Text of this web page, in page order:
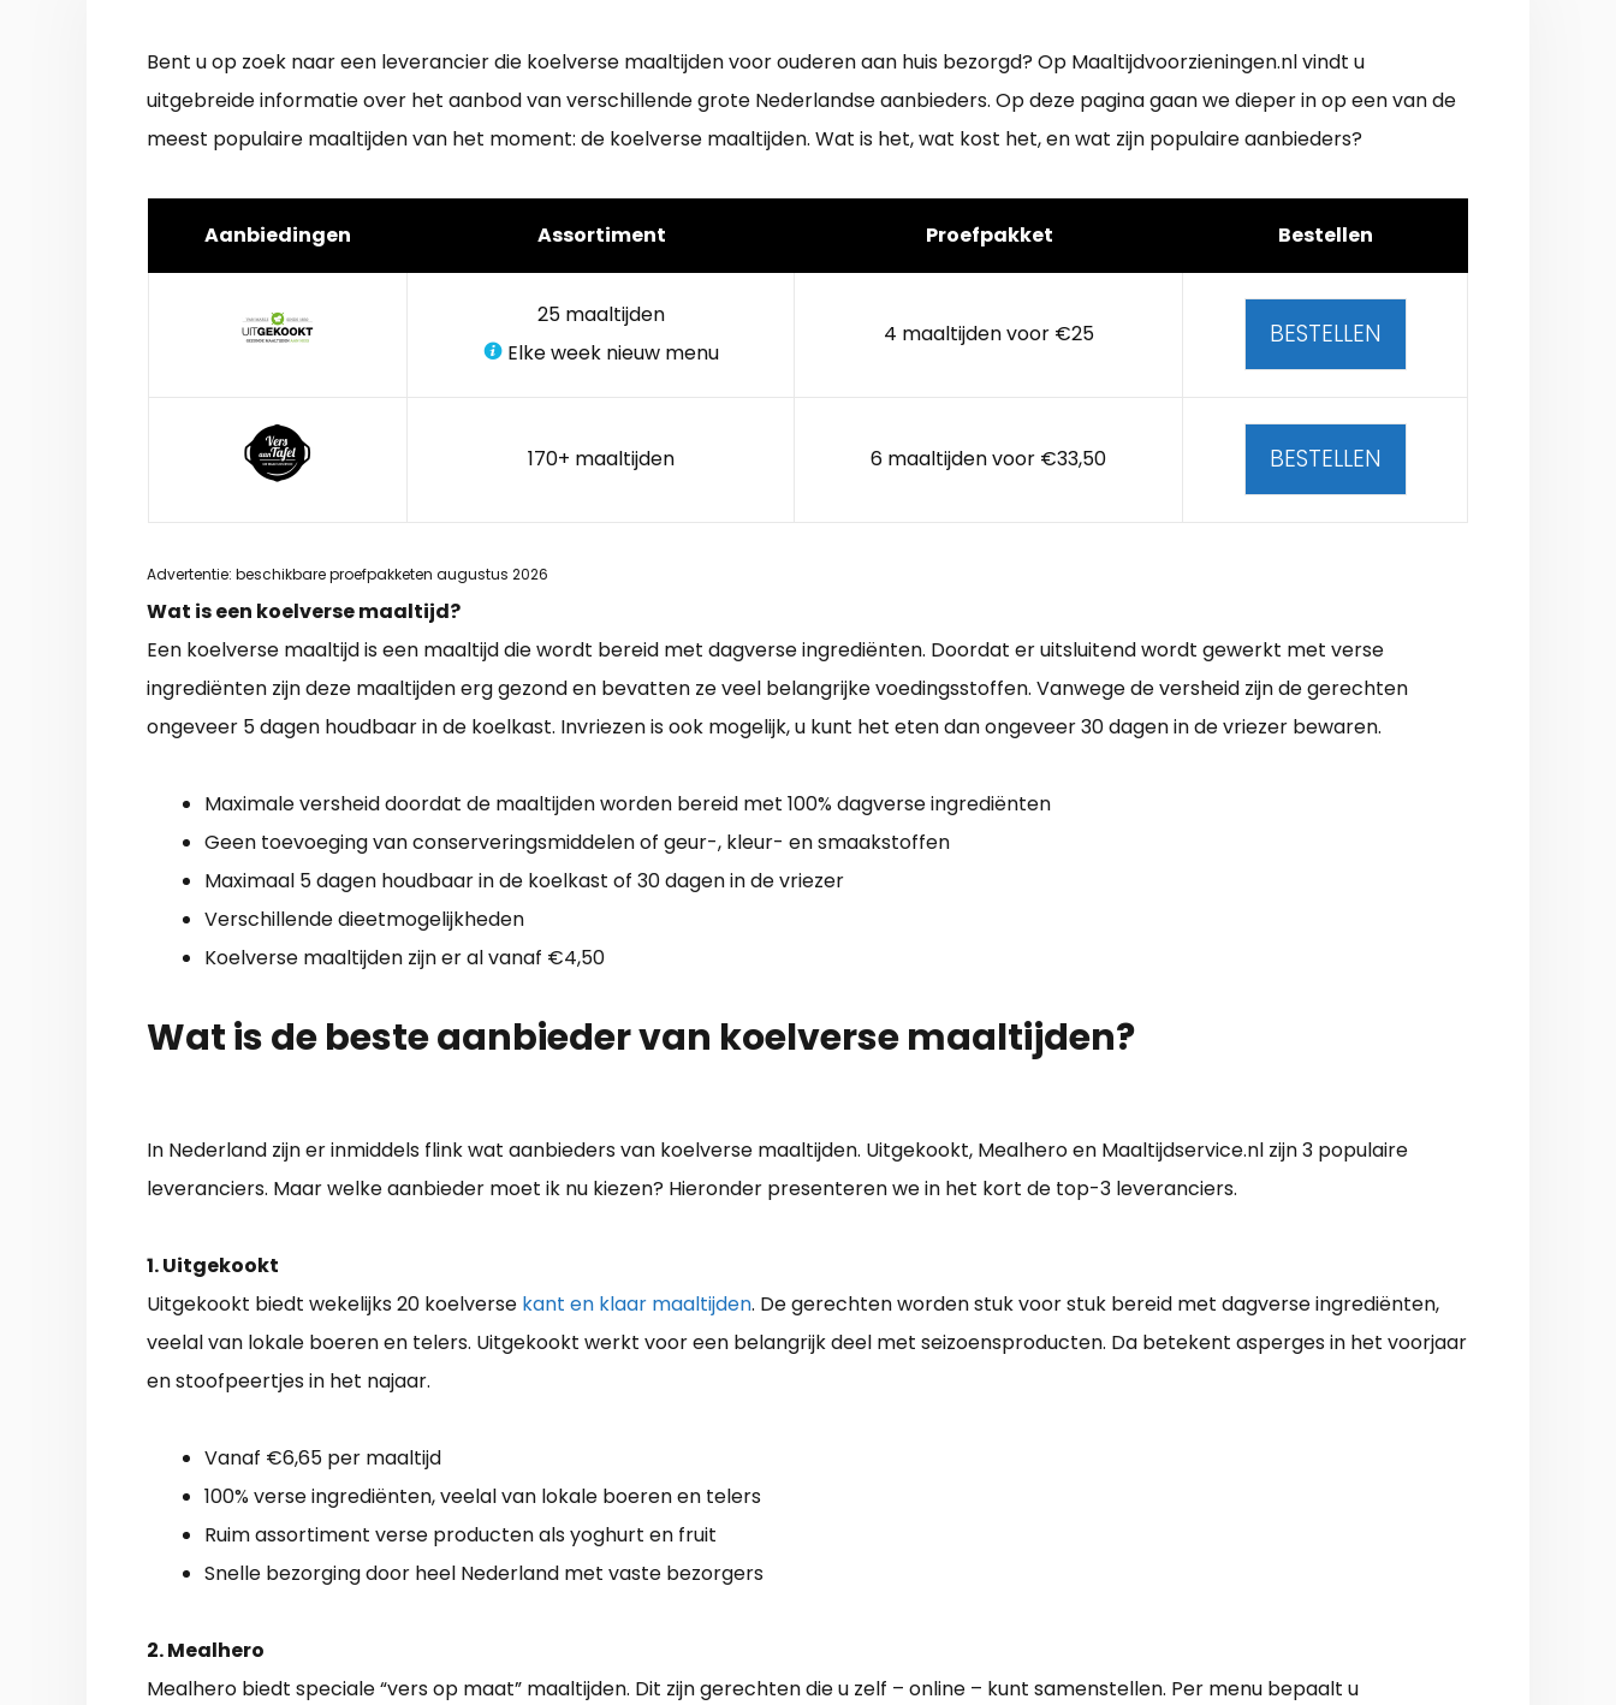
Bent u op zoek naar een leverancier die koelverse maaltijden voor ouderen aan huis bezorgd? Op Maaltijdvoorzieningen.nl vindt u
uitgebreide informatie over het aanbod van verschillende grote Nederlandse aanbieders. Op deze pagina gaan we dieper in op een van de
meest populaire maaltijden van het moment: de koelverse maaltijden. Wat is het, wat kost het, en wat zijn populaire aanbieders?
Aanbiedingen Assortiment Proefpakket Bestellen
25 maaltijden
Elke week nieuw menu
4 maaltijden voor €25 BESTELLEN
170+ maaltijden 6 maaltijden voor €33,50 BESTELLEN
Advertentie: beschikbare proefpakketen augustus 2026
Wat is een koelverse maaltijd?
Een koelverse maaltijd is een maaltijd die wordt bereid met dagverse ingrediënten. Doordat er uitsluitend wordt gewerkt met verse
ingrediënten zijn deze maaltijden erg gezond en bevatten ze veel belangrijke voedingsstoffen. Vanwege de versheid zijn de gerechten
ongeveer 5 dagen houdbaar in de koelkast. Invriezen is ook mogelijk, u kunt het eten dan ongeveer 30 dagen in de vriezer bewaren.
Maximale versheid doordat de maaltijden worden bereid met 100% dagverse ingrediënten
Geen toevoeging van conserveringsmiddelen of geur-, kleur- en smaakstoffen
Maximaal 5 dagen houdbaar in de koelkast of 30 dagen in de vriezer
Verschillende dieetmogelijkheden
Koelverse maaltijden zijn er al vanaf €4,50
Wat is de beste aanbieder van koelverse maaltijden?
In Nederland zijn er inmiddels flink wat aanbieders van koelverse maaltijden. Uitgekookt, Mealhero en Maaltijdservice.nl zijn 3 populaire
leveranciers. Maar welke aanbieder moet ik nu kiezen? Hieronder presenteren we in het kort de top-3 leveranciers.
1. Uitgekookt
Uitgekookt biedt wekelijks 20 koelverse kant en klaar maaltijden. De gerechten worden stuk voor stuk bereid met dagverse ingrediënten,
veelal van lokale boeren en telers. Uitgekookt werkt voor een belangrijk deel met seizoensproducten. Da betekent asperges in het voorjaar
en stoofpeertjes in het najaar.
Vanaf €6,65 per maaltijd
100% verse ingrediënten, veelal van lokale boeren en telers
Ruim assortiment verse producten als yoghurt en fruit
Snelle bezorging door heel Nederland met vaste bezorgers
2. Mealhero
Mealhero biedt speciale “vers op maat” maaltijden. Dit zijn gerechten die u zelf – online – kunt samenstellen. Per menu bepaalt u